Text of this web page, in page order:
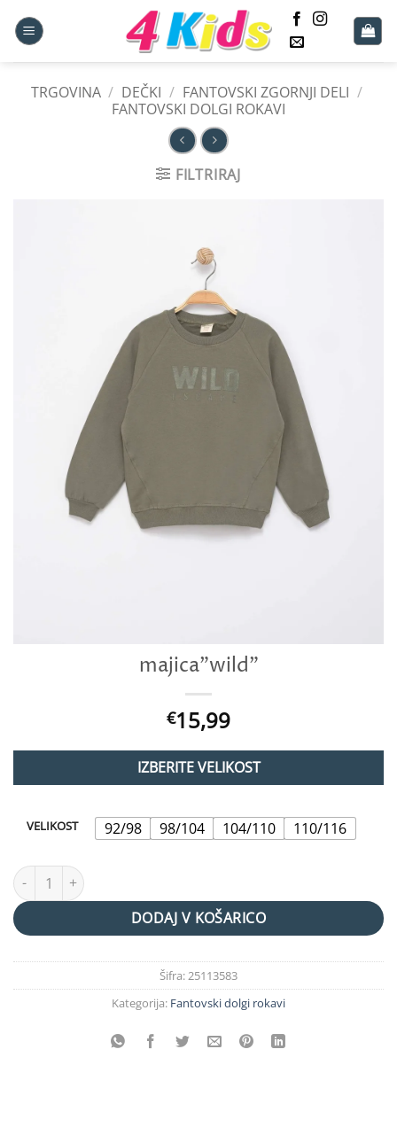
na
TRGOVINA / DEČKI / FANTOVSKI ZGORNJI DELI /
FANTOVSKI DOLGI ROKAVI
FILTRIRAJ
majica”wild”
€15,99
IZBERITE VELIKOST
VELIKOST 92/98 98/104 104/110 110/116
majica"wild" količina
DODAJ V KOŠARICO
Šifra: 25113583
Kategorija: Fantovski dolgi rokavi